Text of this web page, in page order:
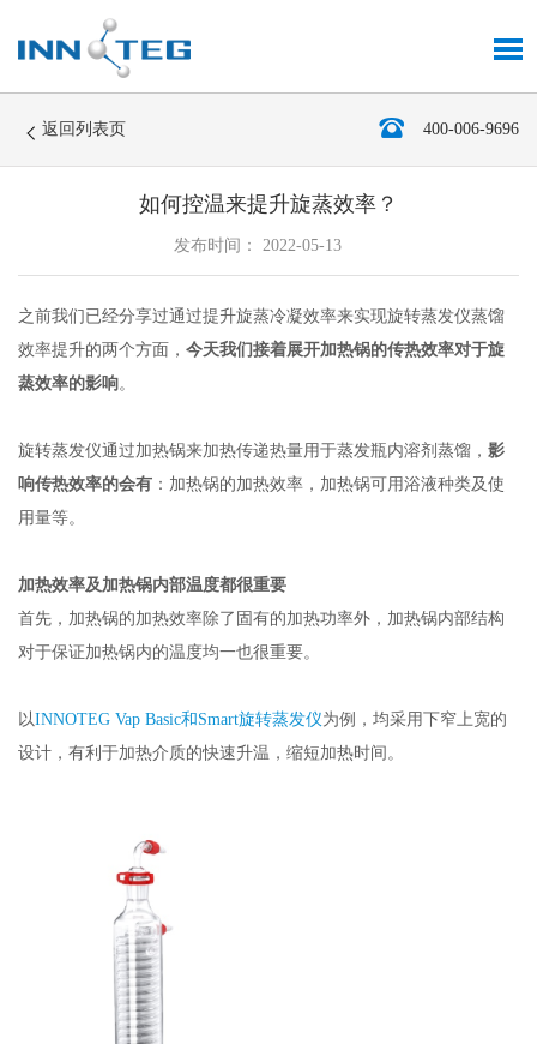
返回列表页 400-006-9696
如何控温来提升旋蒸效率？
发布时间： 2022-05-13
之前我们已经分享过通过提升旋蒸冷凝效率来实现旋转蒸发仪蒸馏
效率提升的两个方面， 今天我们接着展开加热锅的传热效率对于旋
蒸效率的影响。
旋转蒸发仪通过加热锅来加热传递热量用于蒸发瓶内溶剂蒸馏， 影
响传热效率的会有 ：加热锅的加热效率，加热锅可用浴液种类及使
用量等。
加热效率及加热锅内部温度都很重要
首先，加热锅的加热效率除了固有的加热功率外，加热锅内部结构
对于保证加热锅内的温度均一也很重要。
以INNOTEG Vap Basic和 Smart旋转蒸发仪为例，均采用下窄上宽的
设计，有利于加热介质的快速升温，缩短加热时间。